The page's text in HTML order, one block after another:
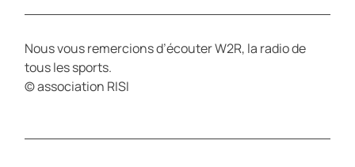
Nous vous remercions d’écouter W2R, la radio de
tous les sports.
© association RISI